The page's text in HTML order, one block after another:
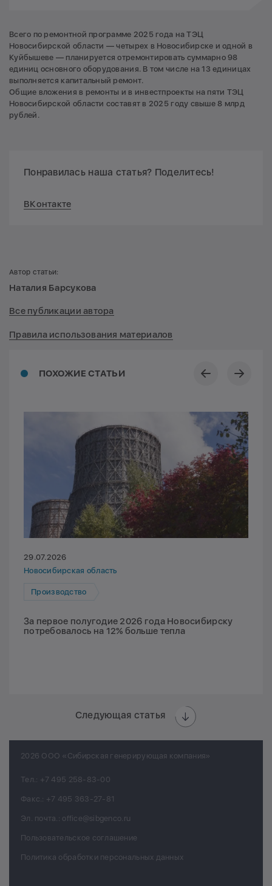
Всего по ремонтной программе 2025 года на ТЭЦ
Новосибирской области — четырех в Новосибирске и одной в
Куйбышеве — планируется отремонтировать суммарно 98
единиц основного оборудования. В том числе на 13 единицах
выполняется капитальный ремонт.
Общие вложения в ремонты и в инвестпроекты на пяти ТЭЦ
Новосибирской области составят в 2025 году свыше 8 млрд
рублей.
Понравилась наша статья? Поделитесь!
ВКонтакте
ПОХОЖИЕ СТАТЬИ
29.07.2026
Новосибирская область
Производство
За первое полугодие 2026 года Новосибирску
потребовалось на 12% больше тепла
Следующая статья
Автор статьи:
Наталия Барсукова
Все публикации автора
Правила использования материалов
2026 ООО «Сибирская генерирующая компания»
Тел.: +7 495 258-83-00
Факс.: +7 495 363-27-81
Эл. почта.: office@sibgenco.ru
Пользовательское соглашение
Политика обработки персональных данных